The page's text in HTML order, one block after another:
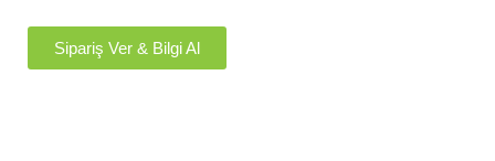
Sipariş Ver & Bilgi Al